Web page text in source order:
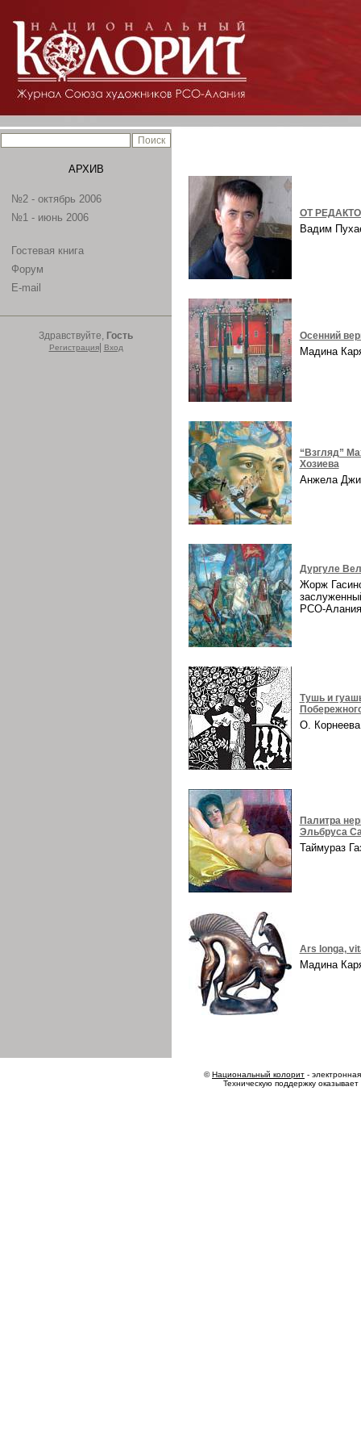
АРХИВ
№2 - октябрь 2006
№1 - июнь 2006
Гостевая книга
Форум
E-mail
Здравствуйте, Гость
Регистрация| Вход
ОТ
Вадим
Осенний
Мадина
“Взгляд”
Хозиева
Анжела
Дургуле
Жорж
РСО-
Тушь и
О.
Палитра
Эльбруса
Таймураз
Ars longa,
Мадина
©Национальный колорит -
Техническую поддержку